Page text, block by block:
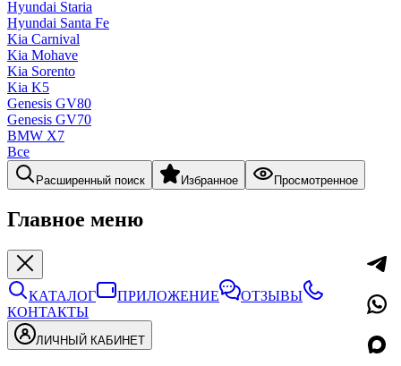
Hyundai Staria
Hyundai Santa Fe
Kia Carnival
Kia Mohave
Kia Sorento
Kia K5
Genesis GV80
Genesis GV70
BMW X7
Все
Расширенный поиск Избранное Просмотренное
Главное меню
КАТАЛОГ ПРИЛОЖЕНИЕ
ОТЗЫВЫ
КОНТАКТЫ
ЛИЧНЫЙ КАБИНЕТ